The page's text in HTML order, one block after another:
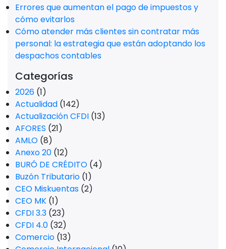
Errores que aumentan el pago de impuestos y
cómo evitarlos
Cómo atender más clientes sin contratar más
personal: la estrategia que están adoptando los
despachos contables
Categorías
2026 (1)
Actualidad (142)
Actualización CFDI (13)
AFORES (21)
AMLO (8)
Anexo 20 (12)
BURÓ DE CRÉDITO (4)
Buzón Tributario (1)
CEO Miskuentas (2)
CEO MK (1)
CFDI 3.3 (23)
CFDI 4.0 (32)
Comercio (13)